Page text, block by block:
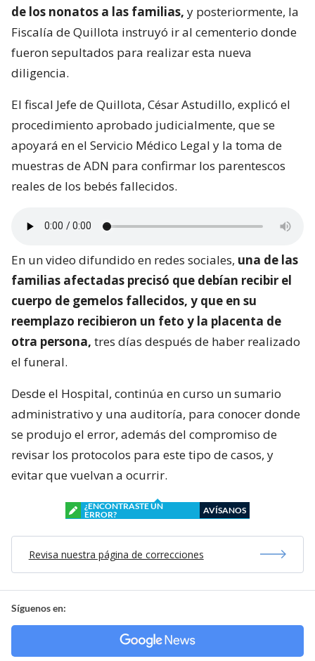
de los nonatos a las familias, y posteriormente, la
Fiscalía de Quillota instruyó ir al cementerio donde
fueron sepultados para realizar esta nueva
diligencia.
El fiscal Jefe de Quillota, César Astudillo, explicó el
procedimiento aprobado judicialmente, que se
apoyará en el Servicio Médico Legal y la toma de
muestras de ADN para confirmar los parentescos
reales de los bebés fallecidos.
En un video difundido en redes sociales, una de las
familias afectadas precisó que debían recibir el
cuerpo de gemelos fallecidos, y que en su
reemplazo recibieron un feto y la placenta de
otra persona, tres días después de haber realizado
el funeral.
Desde el Hospital, continúa en curso un sumario
administrativo y una auditoría, para conocer donde
se produjo el error, además del compromiso de
revisar los protocolos para este tipo de casos, y
evitar que vuelvan a ocurrir.
¿ENCONTRASTE UN
ERROR?
AVÍSANOS
Revisa nuestra página de correcciones
Síguenos en: